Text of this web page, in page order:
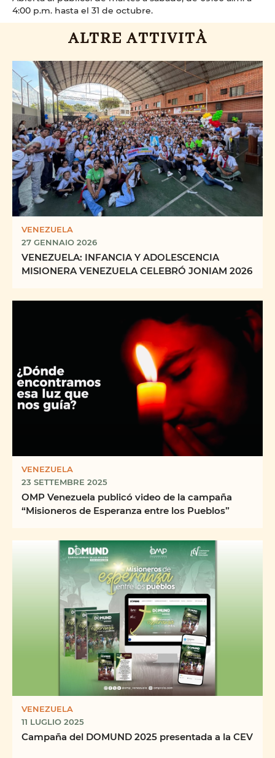
4:00 p.m. hasta el 31 de octubre.
ALTRE ATTIVITÀ
VENEZUELA
27 GENNAIO 2026
VENEZUELA: INFANCIA Y ADOLESCENCIA
MISIONERA VENEZUELA CELEBRÓ JONIAM 2026
VENEZUELA
23 SETTEMBRE 2025
OMP Venezuela publicó video de la campaña
“Misioneros de Esperanza entre los Pueblos”
VENEZUELA
11 LUGLIO 2025
Campaña del DOMUND 2025 presentada a la CEV